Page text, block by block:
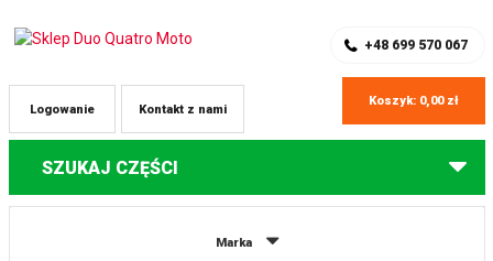
+48 699 570 067
Kontakt z nami
Logowanie
Koszyk: 0,00 zł
SZUKAJ CZĘŚCI
Marka
Części do quadów Polaris